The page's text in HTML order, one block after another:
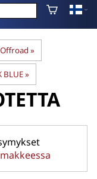
‪»
BLUE‪»